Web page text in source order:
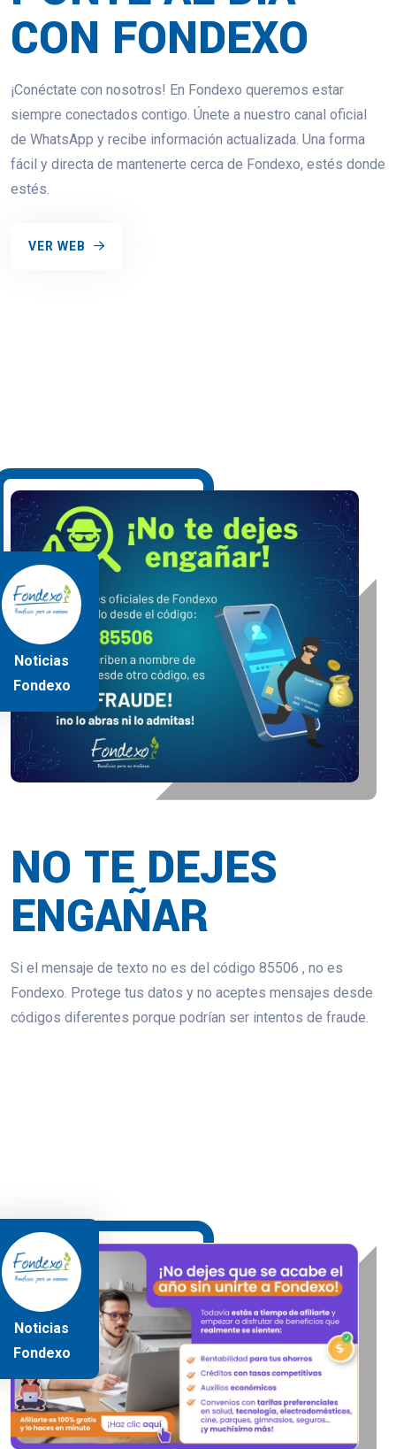
CON FONDEXO
¡Conéctate con nosotros! En Fondexo queremos estar
siempre conectados contigo. Únete a nuestro canal oficial
de WhatsApp y recibe información actualizada. Una forma
fácil y directa de mantenerte cerca de Fondexo, estés donde
estés.
VER WEB
Noticias
Fondexo
NO TE DEJES
ENGAÑAR
Si el mensaje de texto no es del código 85506 , no es
Fondexo. Protege tus datos y no aceptes mensajes desde
códigos diferentes porque podrían ser intentos de fraude.
Noticias
Fondexo